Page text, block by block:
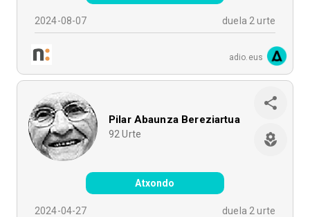
2024-08-07 duela 2 urte
adio.eus
Pilar Abaunza Bereziartua
92 Urte
Atxondo
2024-04-27 duela 2 urte